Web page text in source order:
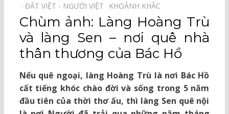
ONĐẤT VIỆT - NGƯỜI VIỆT⠀
KHOẢNH KHẮC⠀
Chùm ảnh: Làng Hoàng Trù
và làng Sen – nơi quê nhà
thân thương của Bác Hồ
Nếu quê ngoại, làng Hoàng Trù là nơi Bác Hồ
cất tiếng khóc chào đời và sống trong 5 năm
đầu tiên của thời thơ ấu, thì làng Sen quê nội